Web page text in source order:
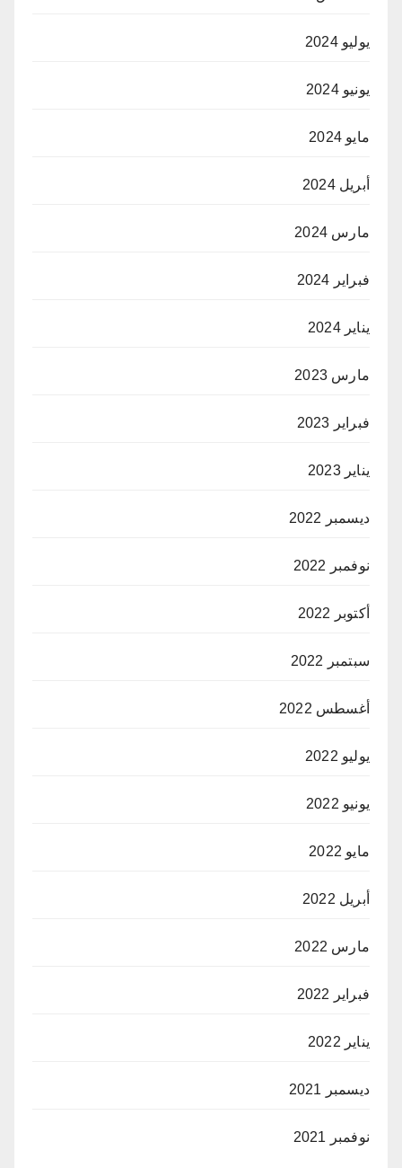
يوليو 2024
يونيو 2024
مايو 2024
أبريل 2024
مارس 2024
فبراير 2024
يناير 2024
مارس 2023
فبراير 2023
يناير 2023
ديسمبر 2022
نوفمبر 2022
أكتوبر 2022
سبتمبر 2022
أغسطس 2022
يوليو 2022
يونيو 2022
مايو 2022
أبريل 2022
مارس 2022
فبراير 2022
يناير 2022
ديسمبر 2021
نوفمبر 2021